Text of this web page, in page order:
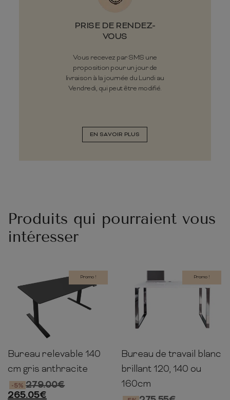
PRISE DE RENDEZ-
VOUS
Vous recevez par SMS une
proposition pour un jour de
livraison à la journée du Lundi au
Vendredi, qui peut être modifié.
EN SAVOIR PLUS
Produits qui pourraient vous
intéresser
Promo !
76-
119cm
140cm 60cm
Bureau relevable 140
cm gris anthracite
279.00€
-5%
265.05€
Promo !
75cm 120cm 60cm
Bureau de travail blanc
brillant 120, 140 ou
160cm